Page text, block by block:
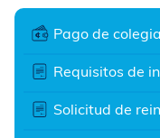
Pago de
Requisitos de
Solicitud de